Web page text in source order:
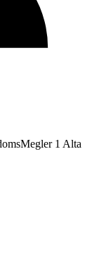
1 Alta